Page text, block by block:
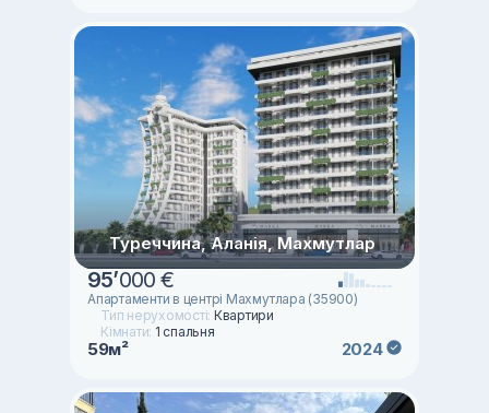
Туреччина, Аланія, Махмутлар
95’000 €
Aпартаменти в центрі Махмутлара (35900)
Тип нерухомості: Квартири
Кімнати: 1 спальня
59м² 2024